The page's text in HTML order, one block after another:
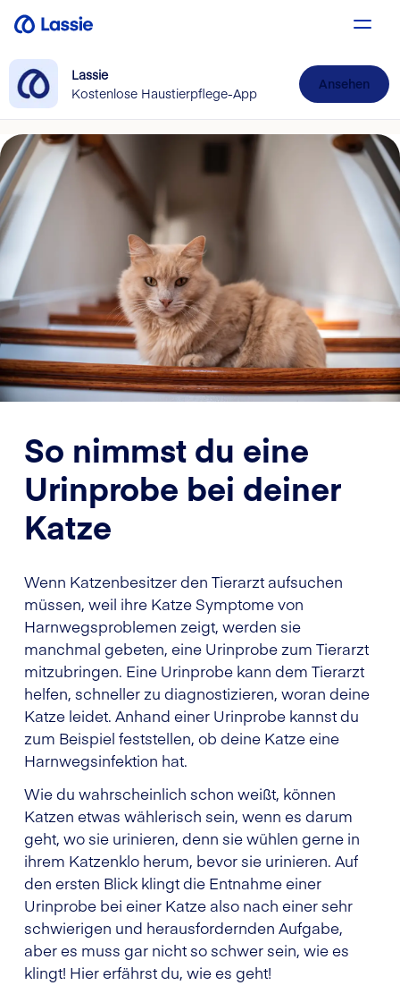
Lassie
Kostenlose Haustierpflege-App
Ansehen
So nimmst du eine
Urinprobe bei deiner
Katze
Wenn Katzenbesitzer den Tierarzt aufsuchen
müssen, weil ihre Katze Symptome von
Harnwegsproblemen zeigt, werden sie
manchmal gebeten, eine Urinprobe zum Tierarzt
mitzubringen. Eine Urinprobe kann dem Tierarzt
helfen, schneller zu diagnostizieren, woran deine
Katze leidet. Anhand einer Urinprobe kannst du
zum Beispiel feststellen, ob deine Katze eine
Harnwegsinfektion hat.
Wie du wahrscheinlich schon weißt, können
Katzen etwas wählerisch sein, wenn es darum
geht, wo sie urinieren, denn sie wühlen gerne in
ihrem Katzenklo herum, bevor sie urinieren. Auf
den ersten Blick klingt die Entnahme einer
Urinprobe bei einer Katze also nach einer sehr
schwierigen und herausfordernden Aufgabe,
aber es muss gar nicht so schwer sein, wie es
klingt! Hier erfährst du, wie es geht!